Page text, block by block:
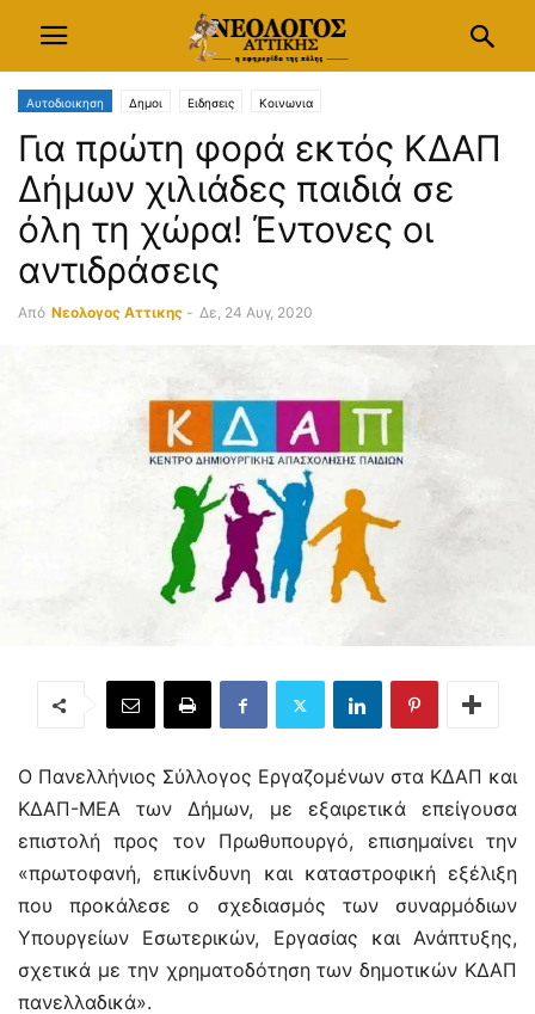
Αυτοδιοικηση Δημοι Ειδησεις Κοινωνια
Για πρώτη φορά εκτός ΚΔΑΠ
Δήμων χιλιάδες παιδιά σε
όλη τη χώρα! Έντονες οι
αντιδράσεις
Από Νεολογος Αττικης - Δε, 24 Αυγ, 2020
Ο Πανελλήνιος Σύλλογος Εργαζομένων στα ΚΔΑΠ και
ΚΔΑΠ-ΜΕΑ των Δήμων, με εξαιρετικά επείγουσα
επιστολή προς τον Πρωθυπουργό, επισημαίνει την
«πρωτοφανή, επικίνδυνη και καταστροφική εξέλιξη
που προκάλεσε ο σχεδιασμός των συναρμόδιων
Υπουργείων Εσωτερικών, Εργασίας και Ανάπτυξης,
σχετικά με την χρηματοδότηση των δημοτικών ΚΔΑΠ
πανελλαδικά».